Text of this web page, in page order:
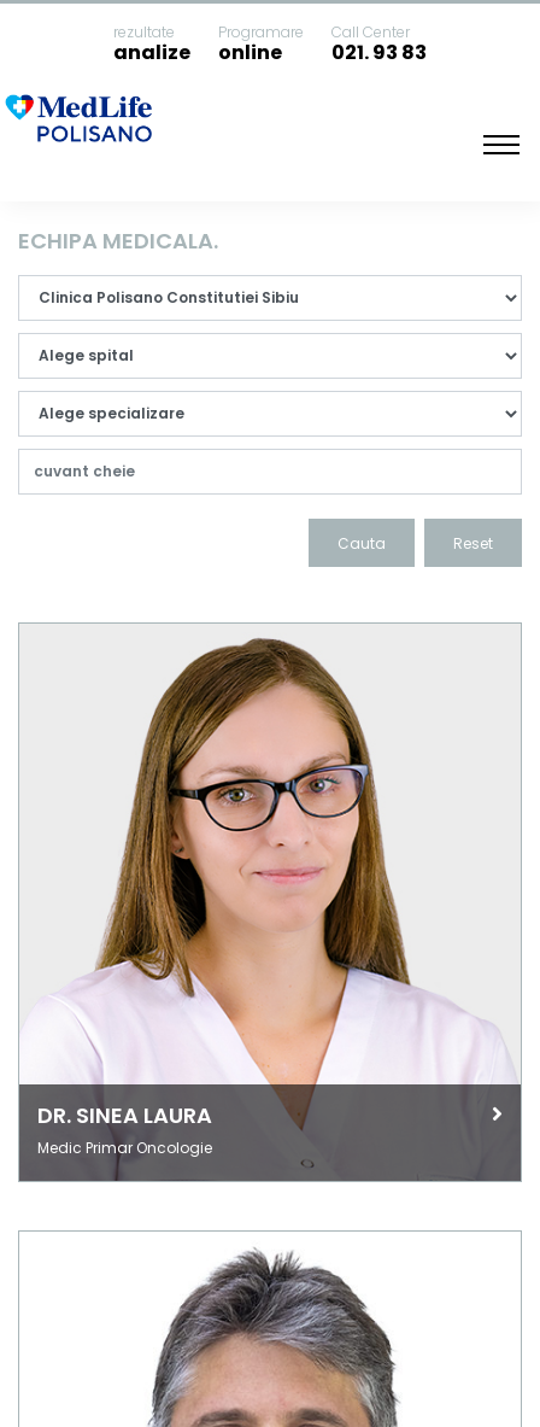
rezultate
analize
Programare
online
Call Center
021. 93 83
ECHIPA MEDICALA.
Reset
Cauta
DR. SINEA LAURA
Medic Primar Oncologie